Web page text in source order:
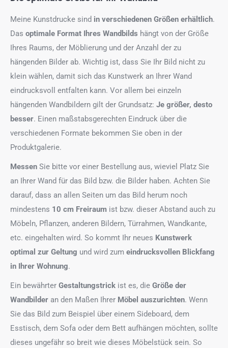
Meine Kunstdrucke sind in verschiedenen Größen erhältlich.
Das optimale Format Ihres Wandbilds hängt von der Größe
Ihres Raums, der Möblierung und der Anzahl der zu
hängenden Bilder ab. Wichtig ist, dass Sie Ihr Bild nicht zu
klein wählen, damit sich das Kunstwerk an Ihrer Wand
eindrucksvoll entfalten kann. Vor allem bei einzeln
hängenden Wandbildern gilt der Grundsatz: Je größer, desto
besser. Einen maßstabsgerechten Eindruck über die
verschiedenen Formate bekommen Sie oben in der
Produktgalerie.
Messen Sie bitte vor einer Bestellung aus, wieviel Platz Sie
an Ihrer Wand für das Bild bzw. die Bilder haben. Achten Sie
darauf, dass an allen Seiten um das Bild herum noch
mindestens 10 cm Freiraum ist bzw. dieser Abstand auch zu
Möbeln, Pflanzen, anderen Bildern, Türrahmen, Wandkante,
etc. eingehalten wird. So kommt Ihr neues Kunstwerk
optimal zur Geltung und wird zum eindrucksvollen Blickfang
in Ihrer Wohnung.
Ein bewährter Gestaltungstrick ist es, die Größe der
Wandbilder an den Maßen Ihrer Möbel auszurichten. Wenn
Sie das Bild zum Beispiel über einem Sideboard, dem
Esstisch, dem Sofa oder dem Bett aufhängen möchten, sollte
dieses ungefähr so breit wie dieses Möbelstück sein. So